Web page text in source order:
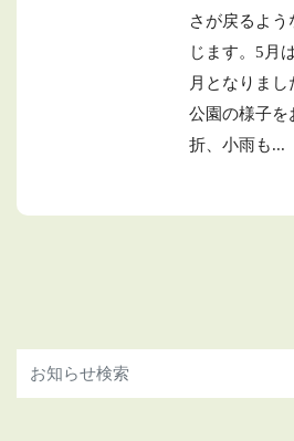
さが戻るよ
じます。5月
月となりま
公園の様子を
折、小雨も...